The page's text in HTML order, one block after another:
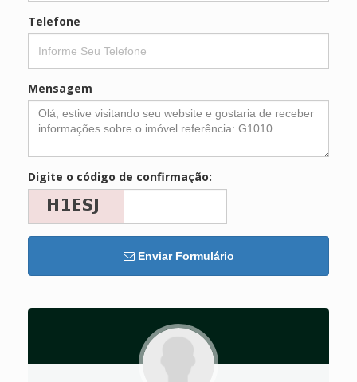
Telefone
Mensagem
Digite o código de confirmação:
Enviar Formulário